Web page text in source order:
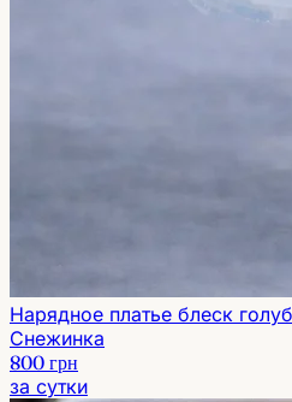
Нарядное платье блеск
Снежинка
800 грн
за сутки